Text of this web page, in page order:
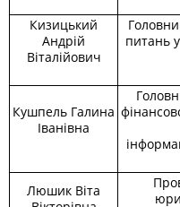
Кизицький
Андрій
Віталійович
питань
Кушпель Галина
Іванівна
Люшик Віта